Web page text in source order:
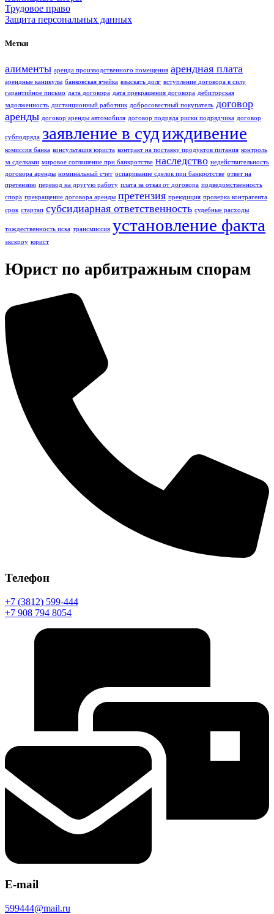
Трудовое право
Защита персональных данных
Метки
алименты аренда производственного помещения арендная плата
арендные каникулы банковская ячейка взыскать долг вступление договора в силу
гарантийное письмо дата договора дата прекращения договора дебиторская
задолженность дистанционный работник добросовестный покупатель договор
аренды договор аренды автомобиля договор подряда риски подрядчика договор
субподряда заявление в судиждивение
комиссия банка консультация юриста контракт на поставку продуктов питания контроль
за сделками мировое соглашение при банкротстве наследство недействительность
договора аренды номинальный счет оспаривание сделок при банкротстве ответ на
претензию перевод на другую работу плата за отказ от договора подведомственность
спора прекращение договора аренды претензия преюдиция проверка контрагента
срок стартап субсидиарная ответственность судебные расходы
тождественность иска трансмиссия установление факта
экскроу юрист
Юрист по арбитражным спорам
Телефон
+7 (3812) 599-444
+7 908 794 8054
E-mail
599444@mail.ru